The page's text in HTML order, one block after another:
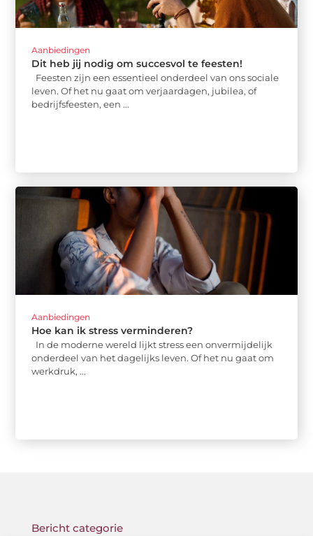
Aanbiedingen
Dit heb jij nodig om succesvol te feesten!
Feesten zijn een essentieel onderdeel van ons sociale
leven. Of het nu gaat om verjaardagen, jubilea, of
bedrijfsfeesten, een ...
Aanbiedingen
Hoe kan ik stress verminderen?
In de moderne wereld lijkt stress een onvermijdelijk
onderdeel van het dagelijks leven. Of het nu gaat om
werkdruk, ...
Bericht categorie